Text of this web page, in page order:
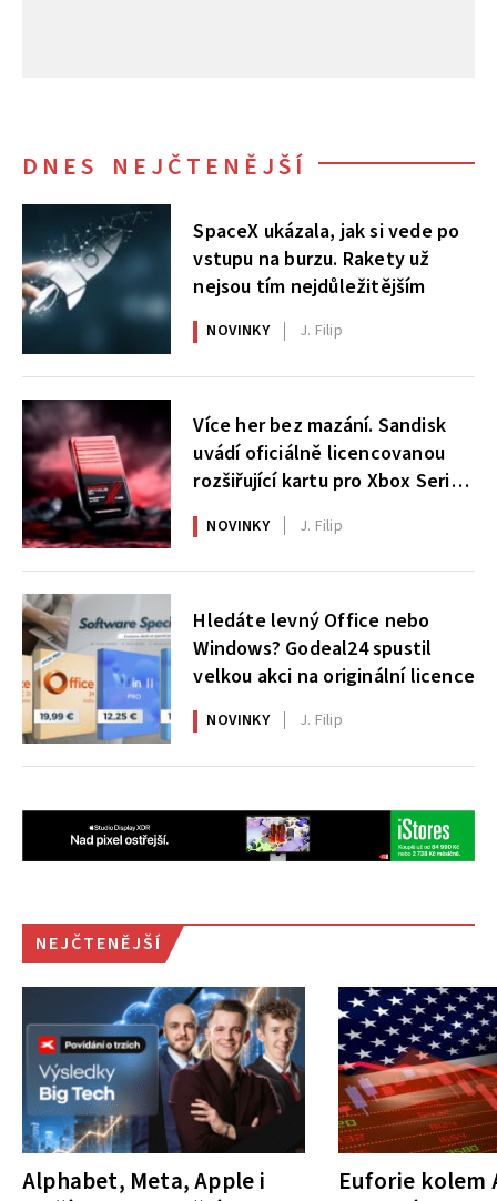
DNES NEJČTENĚJŠÍ
SpaceX ukázala, jak si vede po
vstupu na burzu. Rakety už
nejsou tím nejdůležitějším
NOVINKY J. Filip
Více her bez mazání. Sandisk
uvádí oficiálně licencovanou
rozšiřující kartu pro Xbox Series
X|S
NOVINKY J. Filip
Hledáte levný Office nebo
Windows? Godeal24 spustil
velkou akci na originální licence
NOVINKY J. Filip
NEJČTENĚJŠÍ
Alphabet, Meta, Apple i
Euforie kolem